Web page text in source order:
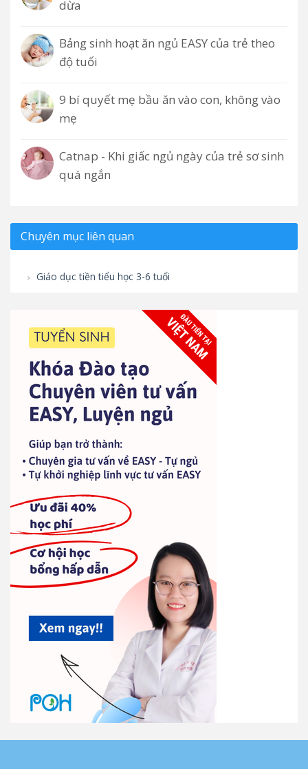
dừa
Bảng sinh hoạt ăn ngủ EASY của trẻ theo
độ tuổi
9 bí quyết mẹ bầu ăn vào con, không vào
mẹ
Catnap - Khi giấc ngủ ngày của trẻ sơ sinh
quá ngắn
Chuyên mục liên quan
Giáo dục tiền tiểu học 3-6 tuổi